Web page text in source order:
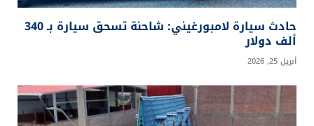
حادث سيارة لامبورغيني: شاحنة تسحق سيارة بـ 340
ألف دولار
أبريل 25, 2026